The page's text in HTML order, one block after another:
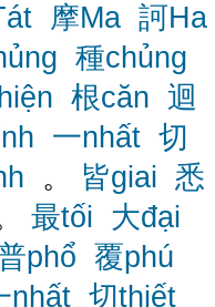
摩Ma 訶Ha
種chủng
根căn 迴
一nhất 切
。 皆giai 悉
最tối 大đại
phổ
覆phú
nhất 切thiết